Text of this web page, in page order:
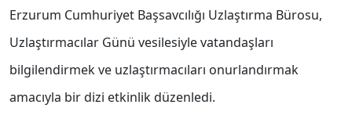
Erzurum Cumhuriyet Başsavcılığı Uzlaştırma Bürosu,
Uzlaştırmacılar Günü vesilesiyle vatandaşları
bilgilendirmek ve uzlaştırmacıları onurlandırmak
amacıyla bir dizi etkinlik düzenledi.